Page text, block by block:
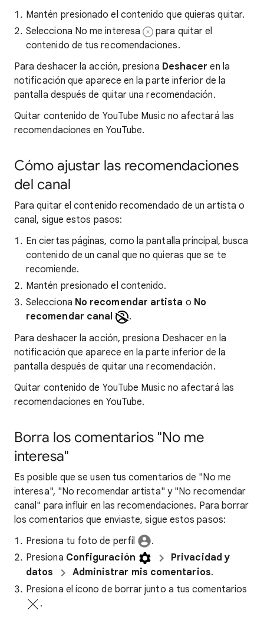
Mantén presionado el contenido que quieras quitar.
Selecciona No me interesa
para quitar el
contenido de tus recomendaciones.
Para deshacer la acción, presiona Deshacer en la
notificación que aparece en la parte inferior de la
pantalla después de quitar una recomendación.
Quitar contenido de YouTube Music no afectará las
recomendaciones en YouTube.
Cómo ajustar las recomendaciones
del canal
Para quitar el contenido recomendado de un artista o
canal, sigue estos pasos:
En ciertas páginas, como la pantalla principal, busca
contenido de un canal que no quieras que se te
recomiende.
Mantén presionado el contenido.
Selecciona No recomendar artista o No
recomendar canal
.
Para deshacer la acción, presiona Deshacer en la
notificación que aparece en la parte inferior de la
pantalla después de quitar una recomendación.
Quitar contenido de YouTube Music no afectará las
recomendaciones en YouTube.
Borra los comentarios "No me
interesa"
Es posible que se usen tus comentarios de "No me
interesa", "No recomendar artista" y "No recomendar
canal" para influir en las recomendaciones. Para borrar
los comentarios que enviaste, sigue estos pasos:
Presiona tu foto de perfil
.
Presiona Configuración
Privacidad y
datos
Administrar mis comentarios.
Presiona el ícono de borrar junto a tus comentarios
.